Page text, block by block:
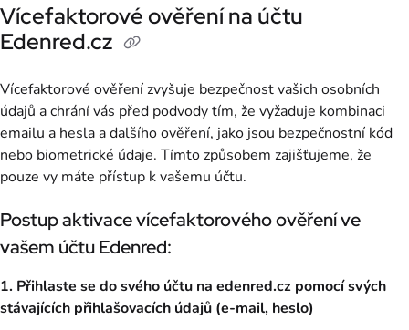
Vícefaktorové ověření na účtu
Edenred.cz
Vícefaktorové ověření zvyšuje bezpečnost vašich osobních
údajů a chrání vás před podvody tím, že vyžaduje kombinaci
emailu a hesla a dalšího ověření, jako jsou bezpečnostní kód
nebo biometrické údaje. Tímto způsobem zajišťujeme, že
pouze vy máte přístup k vašemu účtu.
Postup aktivace vícefaktorového ověření ve
vašem účtu Edenred:
1. Přihlaste se do svého účtu na edenred.cz pomocí svých
stávajících přihlašovacích údajů (e-mail, heslo)